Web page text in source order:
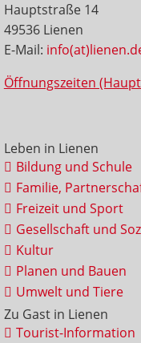
Hauptstraße 14
49536 Lienen
E-Mail:
Öffnungszeiten
Leben in Lienen
Bildung und Schule
Familie,
Freizeit und Sport
Gesellschaft und
Kultur
Planen und Bauen
Umwelt und Tiere
Zu Gast in Lienen
Tourist-Information